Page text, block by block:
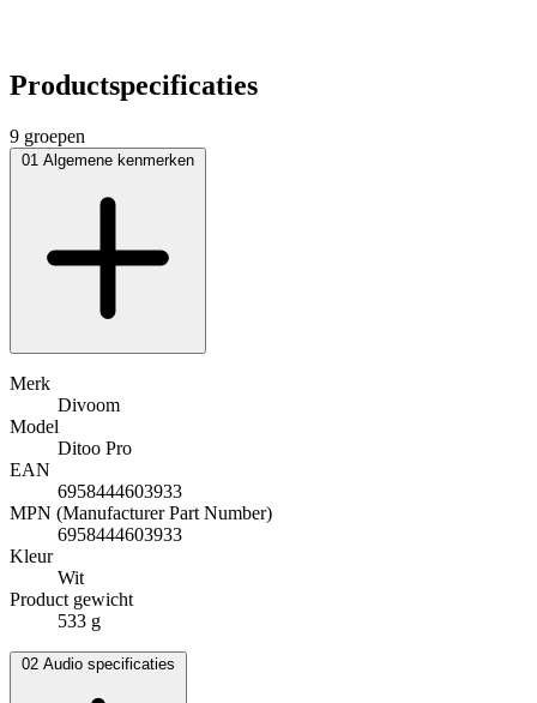
Productspecificaties
9 groepen
01 Algemene kenmerken
Merk
Divoom
Model
Ditoo Pro
EAN
6958444603933
MPN (Manufacturer Part Number)
6958444603933
Kleur
Wit
Product gewicht
533 g
02 Audio specificaties